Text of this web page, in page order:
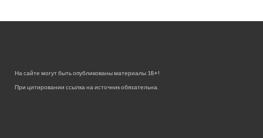
На сайте могут быть опубликованы материалы 18+!
При цитировании ссылка на источник обязательна.